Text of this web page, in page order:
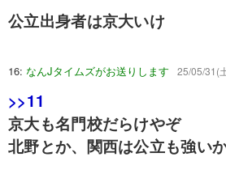
公立出身者は京大いけ
16: なんJタイムズがお送りします 25/05/31(
>>11
京大も名門校だらけやぞ
北野とか、関西は公立も強い